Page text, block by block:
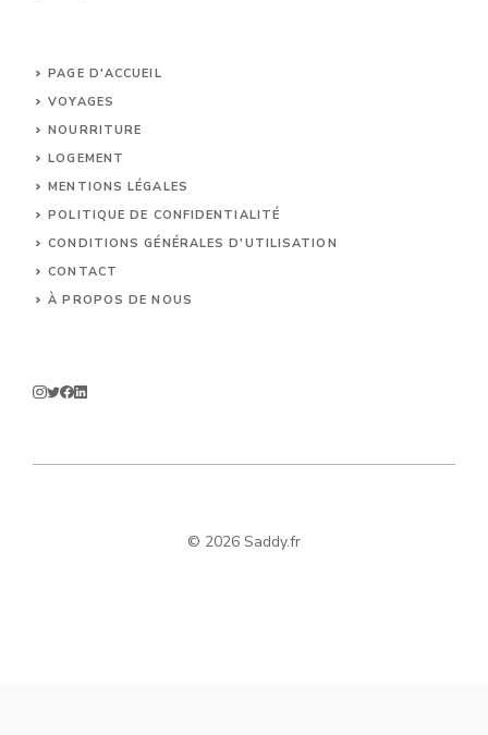
PAGE D'ACCUEIL
VOYAGES
NOURRITURE
LOGEMENT
MENTIONS LÉGALES
POLITIQUE DE CONFIDENTIALITÉ
CONDITIONS GÉNÉRALES D'UTILISATION
CONTACT
À PROPOS DE NOUS
© 2026 Saddy.fr